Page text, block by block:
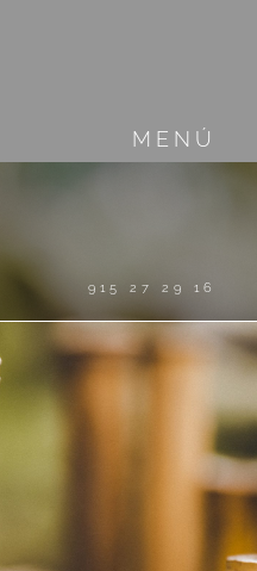
MENÚ
915 27 29 16